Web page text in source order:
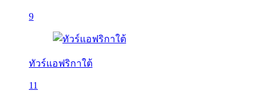
9
ทัวร์แอฟริกาใต้
11